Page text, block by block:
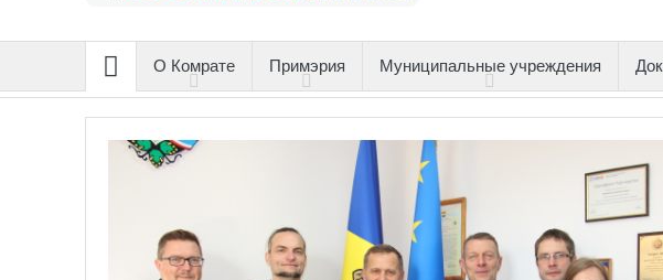
О Комрате Примэрия Муниципальные учреждения